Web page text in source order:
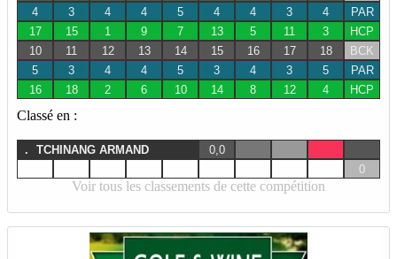
4
3 4 4 5 4 4 3 4
PAR
17
15 1 9 7 13 5 11 3
HCP
10
11 12 13 14 15 16 17 18
BCK
5
3 4 4 5 3 4 3 5
PAR
16
18 2 6 10 14 8 12 4 HCP
Classé en :
. TCHINANG ARMAND
0,0
0
Voir tous les classements de cette compétition